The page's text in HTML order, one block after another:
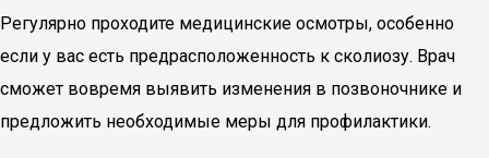
Регулярно проходите медицинские осмотры, особенно
если у вас есть предрасположенность к сколиозу. Врач
сможет вовремя выявить изменения в позвоночнике и
предложить необходимые меры для профилактики.